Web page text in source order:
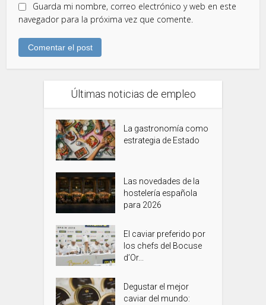
Guarda mi nombre, correo electrónico y web en este
navegador para la próxima vez que comente.
Últimas noticias de empleo
La gastronomía como
estrategia de Estado
Las novedades de la
hostelería española
para 2026
El caviar preferido por
los chefs del Bocuse
d’Or...
Degustar el mejor
caviar del mundo: